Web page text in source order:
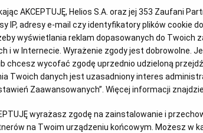
tytuł
wiek
OBSERWUJ
DUBBING NAPISY
OPIS FILMU
AKCEPTUJĘ, Helios S.A. oraz jej 353 Zaufani
IP, adresy e-mail czy identyfikatory plików cookie
wyświetlania reklam dopasowanych do Twoich
i w Internecie. Wyrażenie zgody jest dobrowolne.
chcesz wycofać zgodę uprzednio udzieloną
Twoich danych jest uzasadniony interes
Zaawansowanych”. Więcej informacji
wyrażasz zgodę na zainstalowanie i
na Twoim urządzeniu końcowym. Możesz w